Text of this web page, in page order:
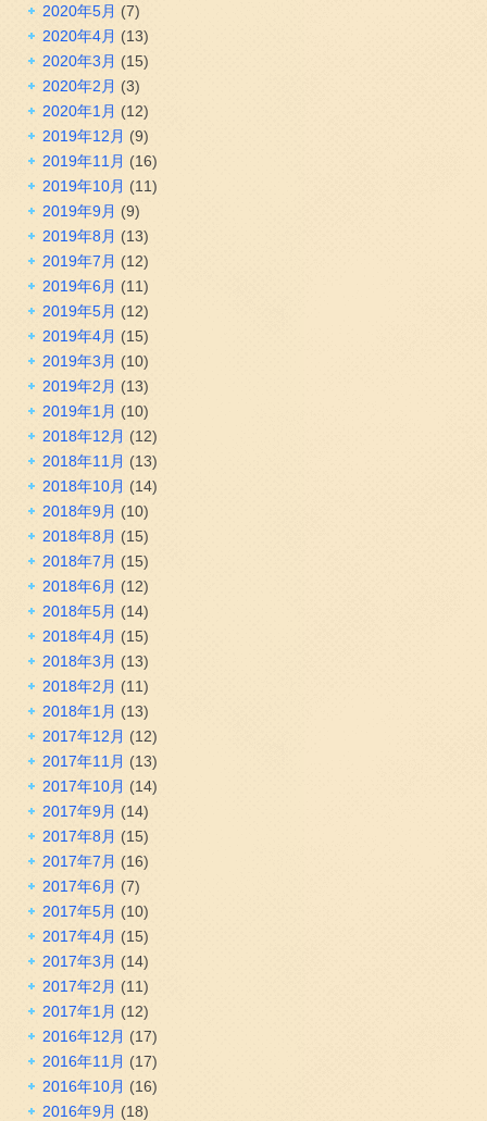
2020年5月 (7)
2020年4月 (13)
2020年3月 (15)
2020年2月 (3)
2020年1月 (12)
2019年12月 (9)
2019年11月 (16)
2019年10月 (11)
2019年9月 (9)
2019年8月 (13)
2019年7月 (12)
2019年6月 (11)
2019年5月 (12)
2019年4月 (15)
2019年3月 (10)
2019年2月 (13)
2019年1月 (10)
2018年12月 (12)
2018年11月 (13)
2018年10月 (14)
2018年9月 (10)
2018年8月 (15)
2018年7月 (15)
2018年6月 (12)
2018年5月 (14)
2018年4月 (15)
2018年3月 (13)
2018年2月 (11)
2018年1月 (13)
2017年12月 (12)
2017年11月 (13)
2017年10月 (14)
2017年9月 (14)
2017年8月 (15)
2017年7月 (16)
2017年6月 (7)
2017年5月 (10)
2017年4月 (15)
2017年3月 (14)
2017年2月 (11)
2017年1月 (12)
2016年12月 (17)
2016年11月 (17)
2016年10月 (16)
2016年9月 (18)